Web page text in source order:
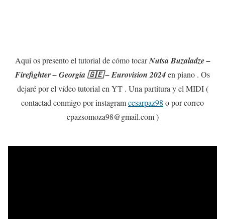
Aquí os presento el tutorial de cómo tocarNutsa Buzaladze –
Firefighter – Georgia 🇬🇪 – Eurovision 2024en piano . Os
dejaré por el vídeo tutorial en YT . Una partitura y el MIDI (
contactad conmigo por instagramcesarpaz98 o por correo
cpazsomoza98@gmail.com )